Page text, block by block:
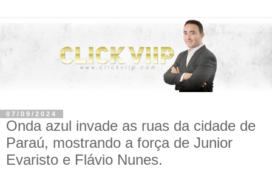
07/09/2024
Onda azul invade as ruas da cidade de
Paraú, mostrando a força de Junior
Evaristo e Flávio Nunes.